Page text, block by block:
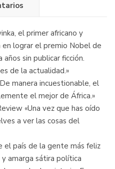
el primer africano y
lograr el premio Nobel de
sin publicar ficción.
de la actualidad.»
manera incuestionable, el
el mejor de África.»
«Una vez que has oído
a ver las cosas del
el país de la gente más feliz
amarga sátira política